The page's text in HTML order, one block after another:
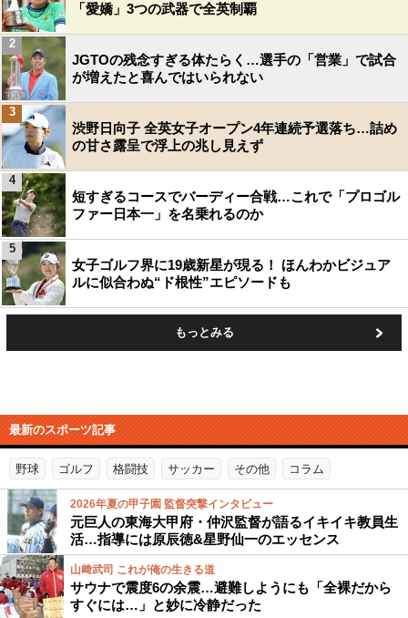
「愛嬌」3つの武器で全英制覇
JGTOの残念すぎる体たらく…選手の「営業」で試合
が増えたと喜んではいられない
2
渋野日向子 全英女子オープン4年連続予選落ち…詰め
の甘さ露呈で浮上の兆し見えず
3
短すぎるコースでバーディー合戦…これで「プロゴル
ファー日本一」を名乗れるのか
4
女子ゴルフ界に19歳新星が現る！ ほんわかビジュア
ルに似合わぬ“ド根性”エピソードも
5
もっとみる
最新のスポーツ記事
野球 ゴルフ 格闘技 サッカー その他 コラム
2026年夏の甲子園 監督突撃インタビュー
元巨人の東海大甲府・仲沢監督が語るイキイキ教員生
活…指導には原辰徳&星野仙一のエッセンス
山﨑武司 これが俺の生きる道
サウナで震度6の余震…避難しようにも「全裸だから
すぐには…」と妙に冷静だった